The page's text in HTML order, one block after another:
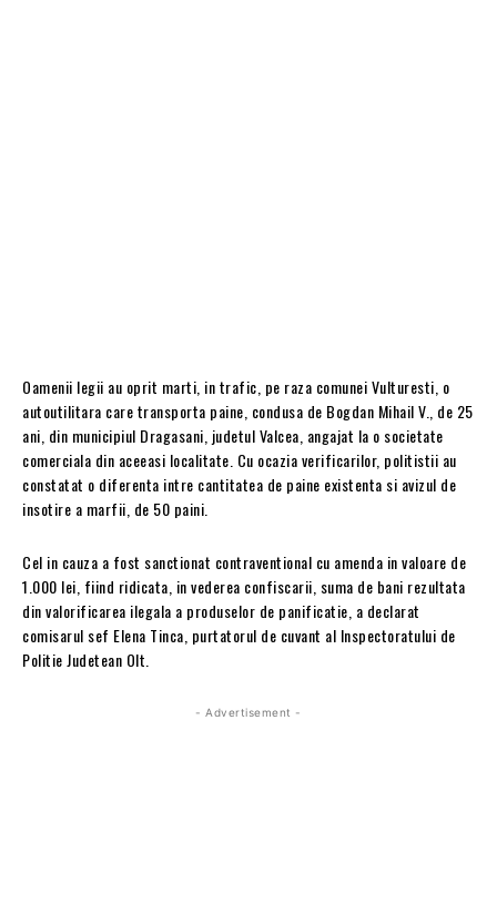
Oamenii legii au oprit marti, in trafic, pe raza comunei Vulturesti, o
autoutilitara care transporta paine, condusa de Bogdan Mihail V., de 25
ani, din municipiul Dragasani, judetul Valcea, angajat la o societate
comerciala din aceeasi localitate. Cu ocazia verificarilor, politistii au
constatat o diferenta intre cantitatea de paine existenta si avizul de
insotire a marfii, de 50 paini.
Cel in cauza a fost sanctionat contraventional cu amenda in valoare de
1.000 lei, fiind ridicata, in vederea confiscarii, suma de bani rezultata
din valorificarea ilegala a produselor de panificatie, a declarat
comisarul sef Elena Tinca, purtatorul de cuvant al Inspectoratului de
Politie Judetean Olt.
- Advertisement -